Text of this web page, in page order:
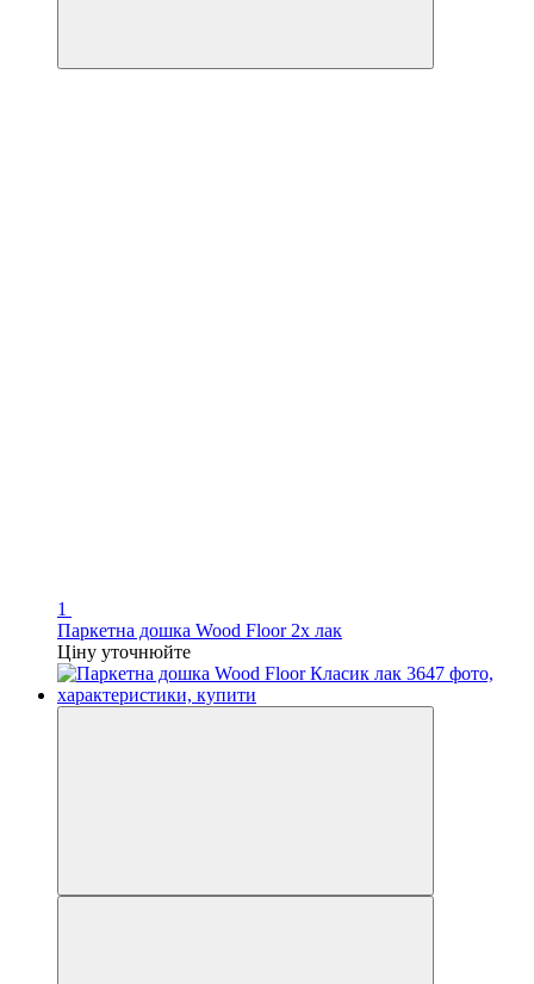
1
Паркетна дошка Wood Floor 2х лак
Ціну уточнюйте